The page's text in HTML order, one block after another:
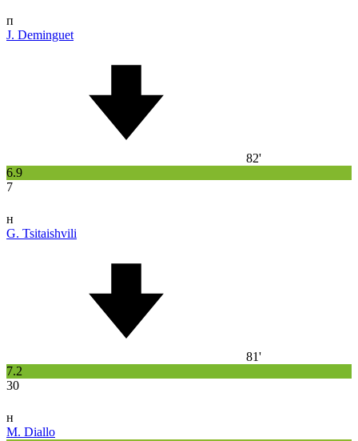
п
J. Deminguet
82'
6.9
7
н
G. Tsitaishvili
81'
7.2
30
н
M. Diallo